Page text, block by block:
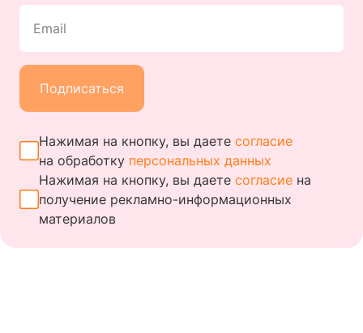
Email
Подписаться
Нажимая на кнопку, вы даете согласие
на обработку персональных данных
Нажимая на кнопку, вы даете согласие на
получение рекламно-информационных
материалов